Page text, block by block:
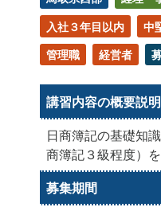
入社３年目以内
中
管理職
経営者
講習内容の概要説明
日商簿記の基礎知
商簿記３級程度）を
募集期間